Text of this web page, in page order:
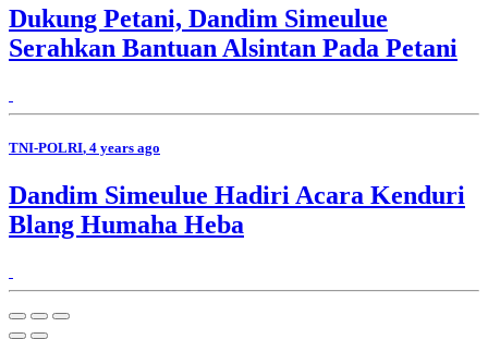
Dukung Petani, Dandim Simeulue
Serahkan Bantuan Alsintan Pada Petani
TNI-POLRI, 4 years ago
Dandim Simeulue Hadiri Acara Kenduri
Blang Humaha Heba